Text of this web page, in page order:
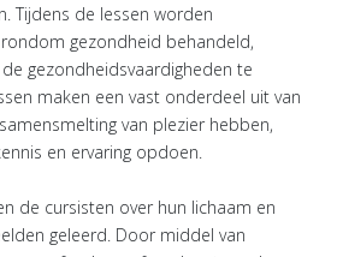
Tijdens de lessen worden
rondom gezondheid behandeld,
gezondheidsvaardigheden te
maken een vast onderdeel uit van
van plezier hebben,
en ervaring opdoen.
de cursisten over hun lichaam en
geleerd. Door middel van